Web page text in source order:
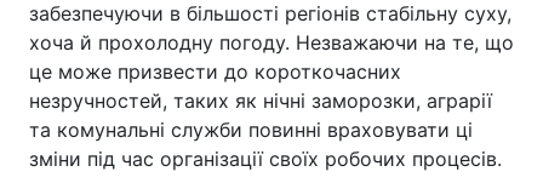
забезпечуючи в більшості регіонів стабільну суху,
хоча й прохолодну погоду. Незважаючи на те, що
це може призвести до короткочасних
незручностей, таких як нічні заморозки, аграрії
та комунальні служби повинні враховувати ці
зміни під час організації своїх робочих процесів.